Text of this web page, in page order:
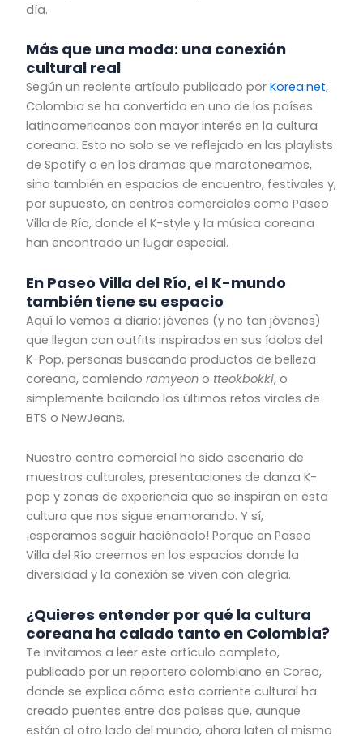
día.
Más que una moda: una conexión
cultural real
Según un reciente artículo publicado porKorea.net,
Colombia se ha convertido en uno de los países
latinoamericanos con mayor interés en la cultura
coreana. Esto no solo se ve reflejado en las playlists
de Spotify o en los dramas que maratoneamos,
sino también en espacios de encuentro, festivales y,
por supuesto, en centros comerciales como Paseo
Villa de Río, donde el K-style y la música coreana
han encontrado un lugar especial.
En Paseo Villa del Río, el K-mundo
también tiene su espacio
Aquí lo vemos a diario: jóvenes (y no tan jóvenes)
que llegan con outfits inspirados en sus ídolos del
K-Pop, personas buscando productos de belleza
coreana, comiendoramyeon o tteokbokki, o
simplemente bailando los últimos retos virales de
BTS o NewJeans.
Nuestro centro comercial ha sido escenario de
muestras culturales, presentaciones de danza K-
pop y zonas de experiencia que se inspiran en esta
cultura que nos sigue enamorando. Y sí,
¡esperamos seguir haciéndolo! Porque en Paseo
Villa del Río creemos en los espacios donde la
diversidad y la conexión se viven con alegría.
¿Quieres entender por qué la cultura
coreana ha calado tanto en Colombia?
Te invitamos a leer este artículo completo,
publicado por un reportero colombiano en Corea,
donde se explica cómo esta corriente cultural ha
creado puentes entre dos países que, aunque
están al otro lado del mundo, ahora laten al mismo